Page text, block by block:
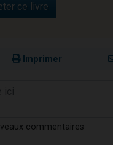
ce livre
Imprimer
commentaires